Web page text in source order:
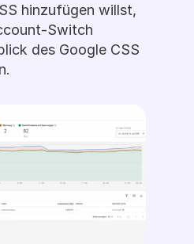
hinzufügen willst,
Switch
des Google CSS